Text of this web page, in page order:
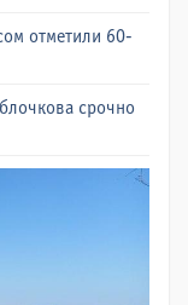
отметили 60-
срочно